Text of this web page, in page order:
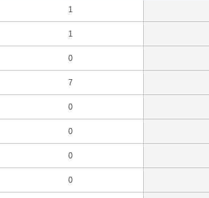
1
1
0
7
0
0
0
0